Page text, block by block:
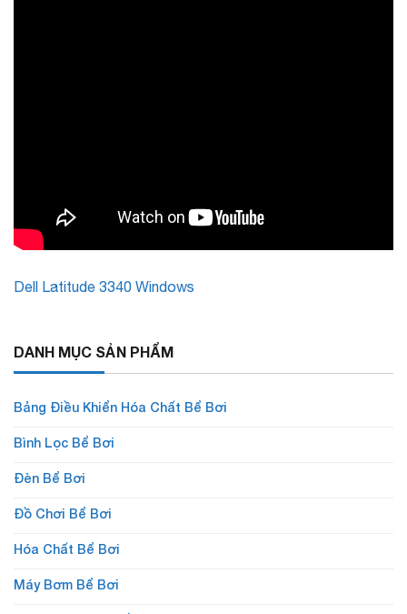
Dell Latitude 3340 Windows
DANH MỤC SẢN PHẨM
Bảng Điều Khiển Hóa Chất Bể Bơi
Bình Lọc Bể Bơi
Đèn Bể Bơi
Đồ Chơi Bể Bơi
Hóa Chất Bể Bơi
Máy Bơm Bể Bơi